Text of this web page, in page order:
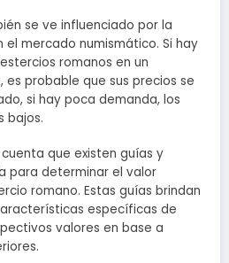
se ve influenciado por la
mercado numismático. Si hay
romanos en un
probable que sus precios se
si hay poca demanda, los
bajos.
que existen guías y
para determinar el valor
romano. Estas guías brindan
específicas de
valores en base a